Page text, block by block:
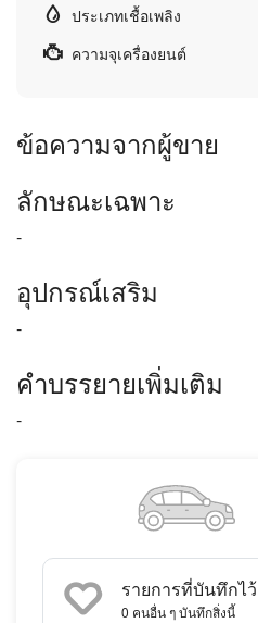
ประเภทเชื้อเพลิง
ความจุเครื่องยนต์
ข้อความจากผู้ขาย
ลักษณะเฉพาะ
-
อุปกรณ์เสริม
-
คำบรรยายเพิ่มเติม
-
รายการที่บันทึกไว้
0 คนอื่น ๆ บันทึกสิ่งนี้